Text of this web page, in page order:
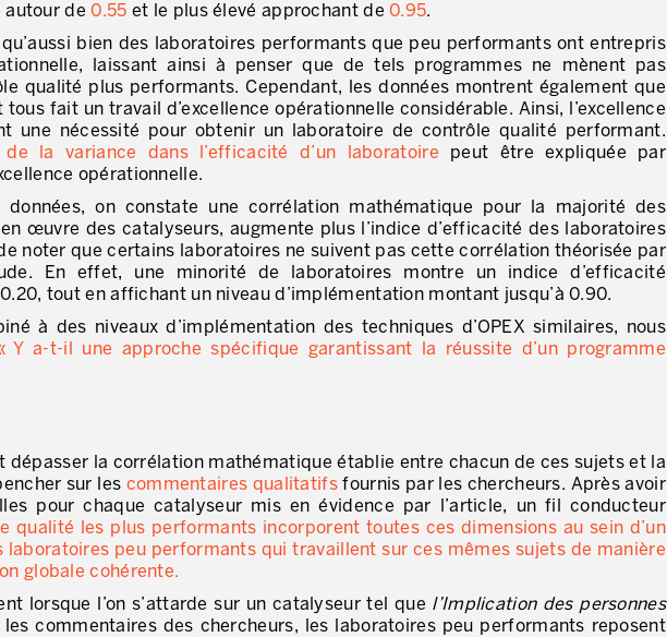
autour de0.55 et le plus élevé approchant de0.95.
bien des laboratoires performants que peu performants ont entrepris
laissant ainsi à penser que de tels programmes ne mènent pas
qualité plus performants. Cependant, les données montrent également que
fait un travail d’excellence opérationnelle considérable. Ainsi, l’excellence
une nécessité pour obtenir un laboratoire de contrôle qualité performant.
de la variance dans l’efficacité d’un laboratoire peut être expliquée par
opérationnelle.
données, on constate une corrélation mathématique pour la majorité des
œuvre des catalyseurs, augmente plus l’indice d’efficacité des laboratoires
noter que certains laboratoires ne suivent pas cette corrélation théorisée par
En effet, une minorité de laboratoires montre un indice d’efficacité
tout en affichant un niveau d’implémentation montant jusqu’à 0.90.
à des niveaux d’implémentation des techniques d’OPEX similaires, nous
Y a-t-il une approche spécifique garantissant la réussite d’un programme
dépasser la corrélation mathématique établie entre chacun de ces sujets et la
sur les commentaires qualitatifs fournis par les chercheurs. Après avoir
pour chaque catalyseur mis en évidence par l’article, un fil conducteur
qualité les plus performants incorporent toutes ces dimensions au sein d’un
peu performants qui travaillent sur ces mêmes sujets de manière
globale cohérente.
lorsque l’on s’attarde sur un catalyseur tel que l’Implication des personnes
les commentaires des chercheurs, les laboratoires peu performants reposent